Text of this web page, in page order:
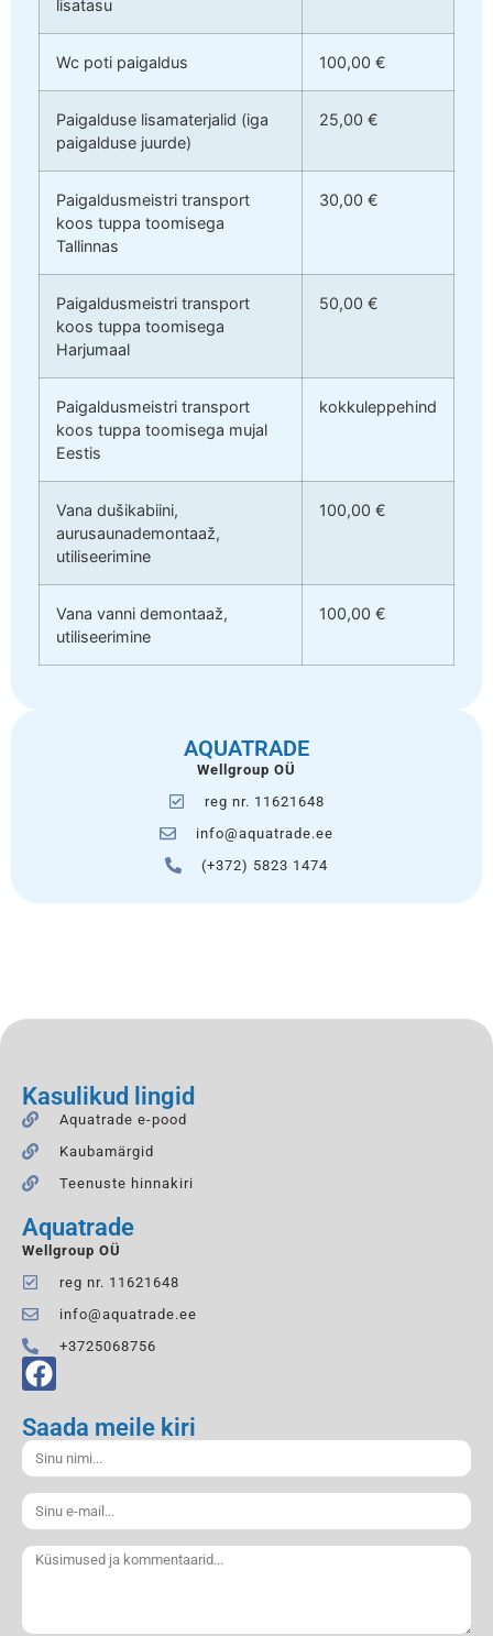
lisatasu
Wc poti paigaldus 100,00 €
Paigalduse lisamaterjalid (iga
paigalduse juurde)
25,00 €
Paigaldusmeistri transport
koos tuppa toomisega
Tallinnas
30,00 €
Paigaldusmeistri transport
koos tuppa toomisega
Harjumaal
50,00 €
Paigaldusmeistri transport
koos tuppa toomisega mujal
Eestis
kokkuleppehind
Vana dušikabiini,
aurusaunademontaaž,
utiliseerimine
100,00 €
Vana vanni demontaaž,
utiliseerimine
100,00 €
AQUATRADE
Wellgroup OÜ
reg nr. 11621648
info@aquatrade.ee
(+372) 5823 1474
Kasulikud lingid
Aquatrade e-pood
Kaubamärgid
Teenuste hinnakiri
Aquatrade
Wellgroup OÜ
reg nr. 11621648
info@aquatrade.ee
+3725068756
Saada meile kiri